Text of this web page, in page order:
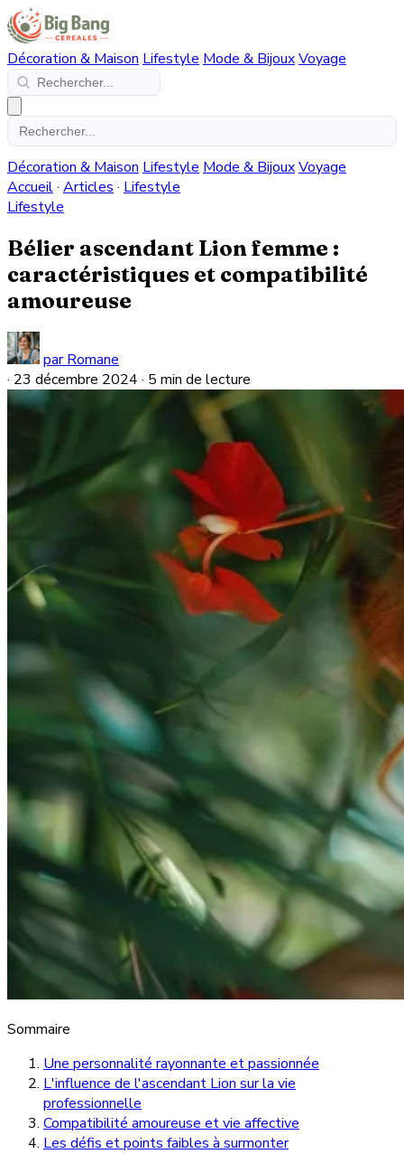
Décoration & Maison Lifestyle Mode & BijouxVoyage
Décoration & Maison Lifestyle Mode & BijouxVoyage
Accueil· Articles · Lifestyle
Lifestyle
Bélier ascendant Lion femme :
caractéristiques et compatibilité
amoureuse
par Romane
· 23 décembre 2024 · 5 min de lecture
Sommaire
Une personnalité rayonnante et passionnée
L'influence de l'ascendant Lion sur la vie
professionnelle
Compatibilité amoureuse et vie affective
Les défis et points faibles à surmonter